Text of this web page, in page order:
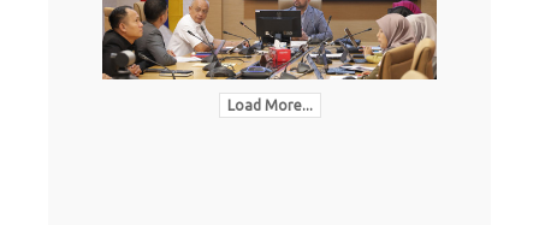
Load More...